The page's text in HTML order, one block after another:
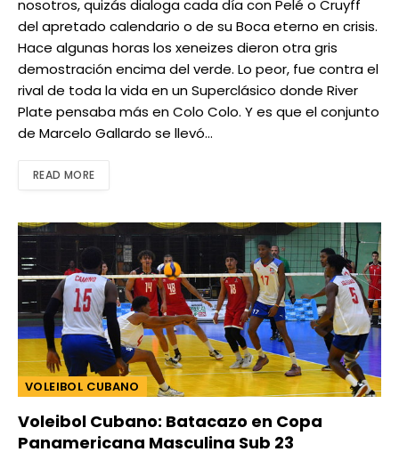
nosotros, quizás dialoga cada día con Pelé o Cruyff
del apretado calendario o de su Boca eterno en crisis.
Hace algunas horas los xeneizes dieron otra gris
demostración encima del verde. Lo peor, fue contra el
rival de toda la vida en un Superclásico donde River
Plate pensaba más en Colo Colo. Y es que el conjunto
de Marcelo Gallardo se llevó…
READ MORE
VOLEIBOL CUBANO
Voleibol Cubano: Batacazo en Copa
Panamericana Masculina Sub 23